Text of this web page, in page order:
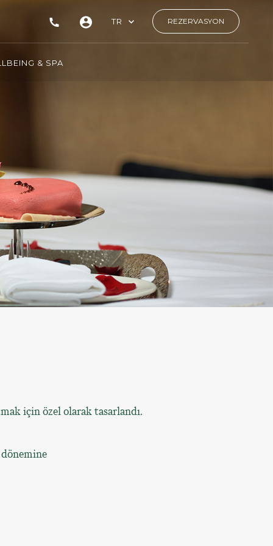
TR REZERVASYON
& SPA
için özel olarak tasarlandı.
dönemine